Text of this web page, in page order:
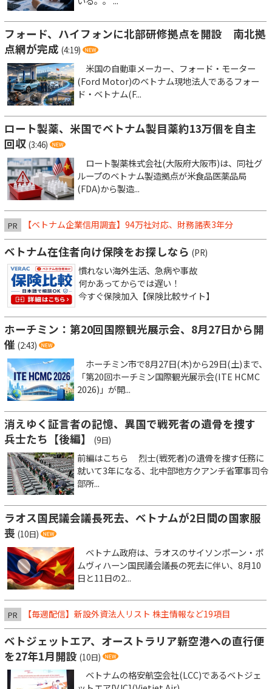
フォード、ハイフォンに北部研修拠点を開設 南北拠
点網が完成 (4:19)
米国の自動車メーカー、フォード・モーター
(Ford Motor)のベトナム現地法人であるフォー
ド・ベトナム(F...
ロート製薬、米国でベトナム製目薬約13万個を自主
回収 (3:46)
ロート製薬株式会社(大阪府大阪市)は、同社グ
ループのベトナム製造拠点が米食品医薬品局
(FDA)から製造...
PR 【ベトナム企業信用調査】94万社対応、財務諸表3年分
ベトナム在住者向け保険をお探しなら (PR)
慣れない海外生活、急病や事故
何かあってからでは遅い！
今すぐ保険加入【保険比較サイト】
ホーチミン：第20回国際観光展示会、8月27日から開
催 (2:43)
ホーチミン市で8月27日(木)から29日(土)まで、
「第20回ホーチミン国際観光展示会(ITE HCMC
2026)」が開...
消えゆく証言者の記憶、異国で戦死者の遺骨を捜す
兵士たち【後編】
(9日)
前編はこちら 烈士(戦死者)の遺骨を捜す任務に
就いて3年になる、北中部地方クアンチ省軍事司令
部所...
ラオス国民議会議長死去、ベトナムが2日間の国家服
喪 (10日)
ベトナム政府は、ラオスのサイソンポーン・ポ
ムヴィハーン国民議会議長の死去に伴い、8月10
日と11日の2...
PR 【毎週配信】新設外資法人リスト 株主情報など19項目
ベトジェットエア、オーストラリア新空港への直行便
を27年1月開設 (10日)
ベトナムの格安航空会社(LCC)であるベトジェ